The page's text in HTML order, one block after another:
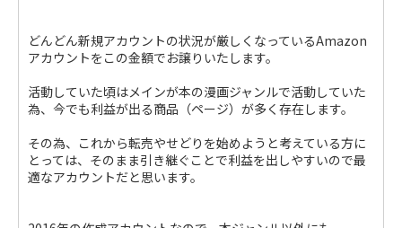
どんどん新規アカウントの状況が厳しくなっているAmazon
アカウントをこの金額でお譲りいたします。
活動していた頃はメインが本の漫画ジャンルで活動していた
為、今でも利益が出る商品（ページ）が多く存在します。
その為、これから転売やせどりを始めようと考えている方に
とっては、そのまま引き継ぐことで利益を出しやすいので最
適なアカウントだと思います。